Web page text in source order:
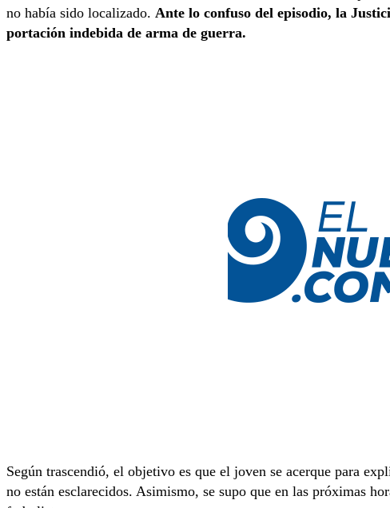
no había sido localizado. Ante lo confuso del episodio, la
portación indebida de arma de guerra.
Según trascendió, el objetivo es que el joven se acerque para
no están esclarecidos. Asimismo, se supo que en las próximas